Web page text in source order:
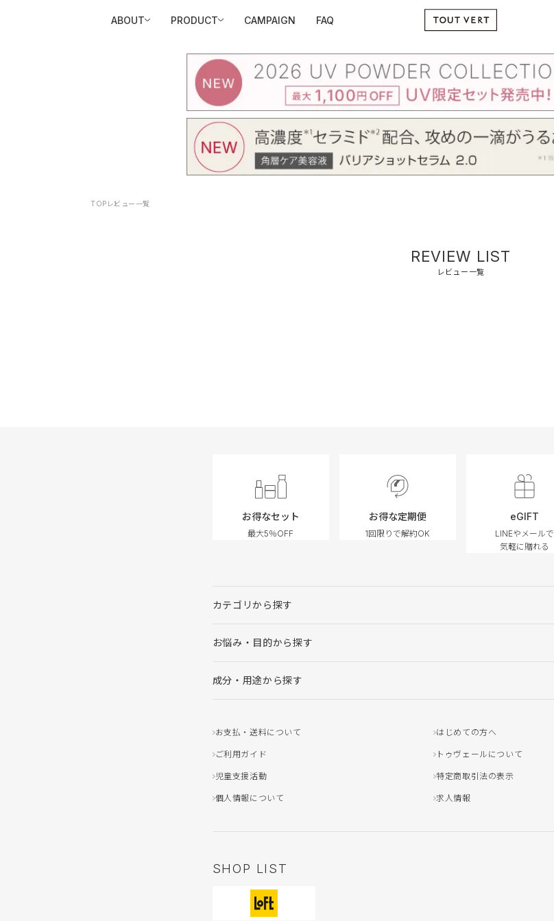
ABOUT PRODUCT CAMPAIGN FAQ
TOP レビュー一覧
REVIEW LIST
レビュー一覧
お得なセット
最大5％OFF
お得な定期便
1回限りで解約OK
eGIFT
LINEやメールで
気軽に贈れる
カテゴリから探す
お悩み・目的から探す
成分・用途から探す
お支払・送料について はじめての方へ
ご利用ガイド トゥヴェールについて
児童支援活動 特定商取引法の表示
個人情報について 求人情報
SHOP LIST